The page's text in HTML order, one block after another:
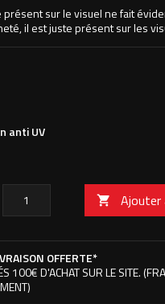
présent sur le visuel ne fait
il est juste présent sur les
anti UV
 Ajouter
OFFERTE*
100€ D'ACHAT SUR LE SITE.